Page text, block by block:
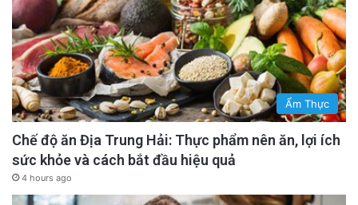
Ẩm Thực
Chế độ ăn Địa Trung Hải: Thực phẩm nên ăn, lợi ích
sức khỏe và cách bắt đầu hiệu quả
4 hours ago